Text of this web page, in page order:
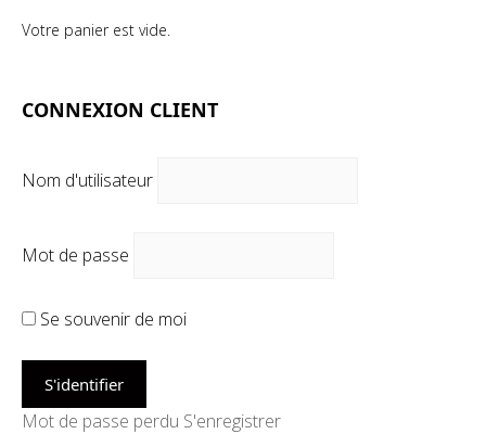
Votre panier est vide.
CONNEXION CLIENT
Nom d'utilisateur
Mot de passe
Se souvenir de moi
Mot de passe perdu S'enregistrer